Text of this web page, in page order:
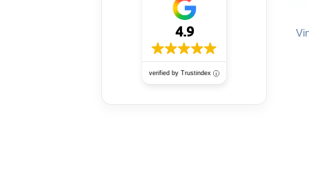
4.9
verified by Trustindex